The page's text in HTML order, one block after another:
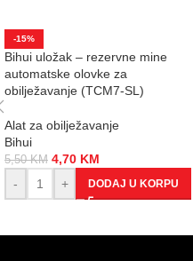
-15%
Bihui uložak – rezervne mine
automatske olovke za
obilježavanje (TCM7-SL)
Alat za obilježavanje
Bihui
5,50KM 4,70 KM
-
+ DODAJ U KORPU